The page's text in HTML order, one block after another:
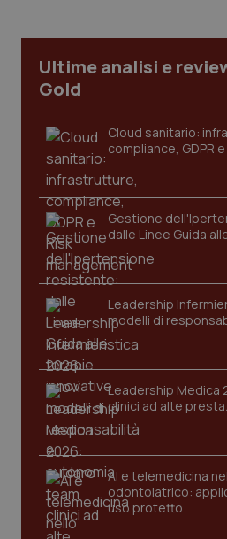
Ultime analisi e
Gold
Cloud sanitario:
compliance, GDPR
Gestione
dalle Linee Guida
Leadership
modelli di
Leadership Medica
clinici ad alte
AI e telemedicina
odontoiatrico:
uso protetto
CookieScriptConsent
tracking-enable